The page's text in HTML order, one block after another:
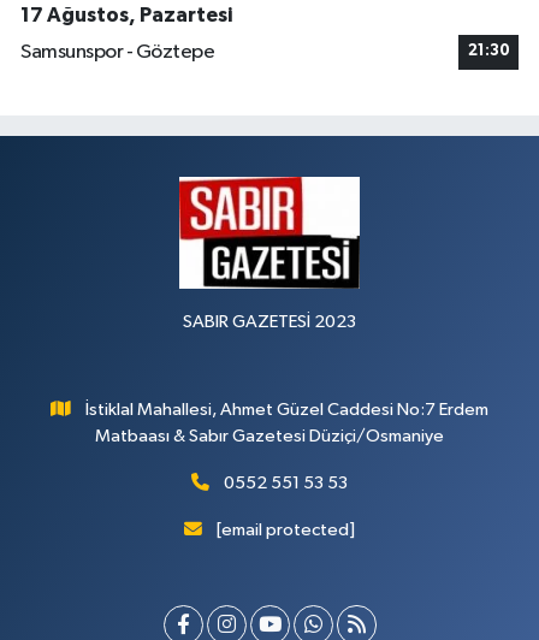
17 Ağustos, Pazartesi
Samsunspor - Göztepe
21:30
SABIR GAZETESİ 2023
İstiklal Mahallesi, Ahmet Güzel Caddesi No:7 Erdem
Matbaası & Sabır Gazetesi Düziçi/Osmaniye
0552 551 53 53
[email protected]